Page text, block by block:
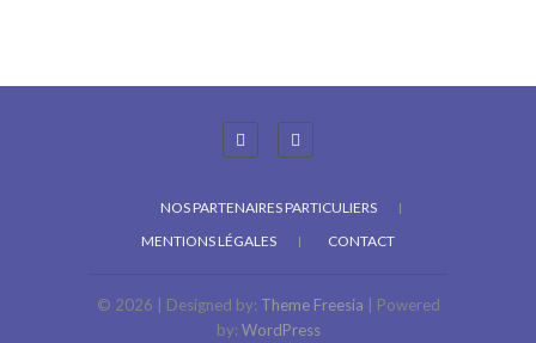
NOS PARTENAIRES PARTICULIERS
MENTIONS LÉGALES
CONTACT
© 2026 | Designed by: Theme Freesia | Powered
by: WordPress